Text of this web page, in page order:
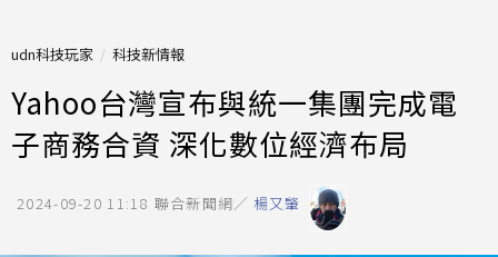
udn科技玩家 科技新情報
Yahoo台灣宣布與統一集團完成電
子商務合資 深化數位經濟布局
2024-09-20 11:18 聯合新聞網／ 楊又肇